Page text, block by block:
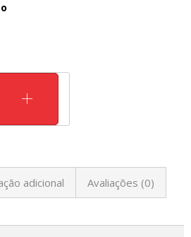
adicional Avaliações (0)